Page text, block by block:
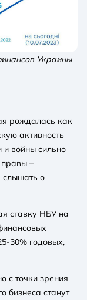
Украины
рождалась как
активность
войны сильно
–
слышать о
ставку НБУ на
30% годовых,
с точки зрения
бизнеса станут